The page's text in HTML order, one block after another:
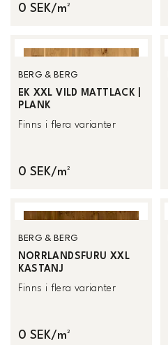
0 SEK/m²
BERG & BERG
EK XXL VILD MATTLACK |
PLANK
Finns i flera varianter
0 SEK/m²
BERG & BERG
NORRLANDSFURU XXL
KASTANJ
Finns i flera varianter
0 SEK/m²